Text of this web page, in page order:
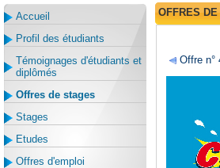
Accueil
Profil des étudiants
Témoignages d'étudiants et
diplômés
Offres de stages
Stages
Etudes
Offres d'emploi
OFFRES
Offre n°